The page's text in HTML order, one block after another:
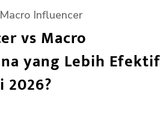
vs Macro
yang Lebih Efektif